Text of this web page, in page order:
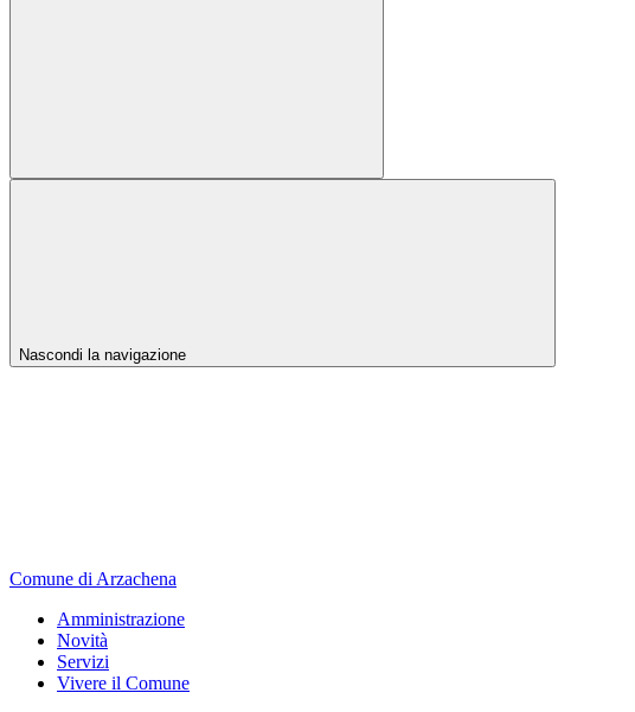
Nascondi la navigazione
Comune di Arzachena
Amministrazione
Novità
Servizi
Vivere il Comune